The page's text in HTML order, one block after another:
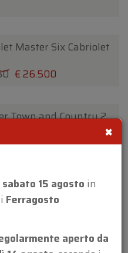
Master Six Cabriolet
€ 26.500
Town and Country 2
Wimbledon Six 3
DHC By Carlton '37
×
sabato 15 agosto in
Ferragosto
aperto da